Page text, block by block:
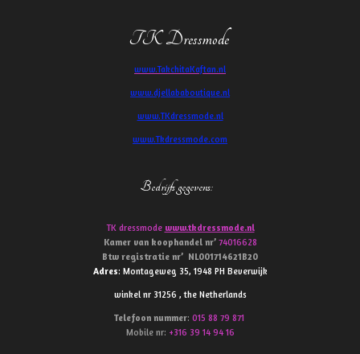
TK Dressmode
www.TakchitaKaftan.nl
www.djellababoutique.nl
www.TKdressmode.nl
www.Tkdressmode.com
Bedrijfs gegevens:
TK dressmode www.tkdressmode.nl
Kamer van koophandel nr’ 74016628
Btw registratie nr’ NL001714621B20
Adres: Montageweg 35, 1948 PH Beverwijk
winkel nr 31256 , the Netherlands
Telefoon nummer: 015 88 79 871
Mobile nr: +316 39 14 94 16